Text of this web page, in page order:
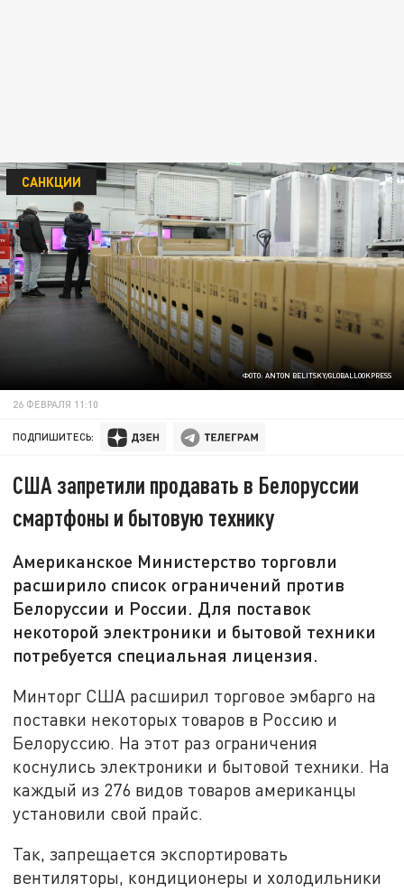
ФОТО: ANTON BELITSKY/GLOBALLOOKPRESS
САНКЦИИ
26 ФЕВРАЛЯ 11:10
ПОДПИШИТЕСЬ:
США запретили продавать в Белоруссии
смартфоны и бытовую технику
Американское Министерство торговли
расширило список ограничений против
Белоруссии и России. Для поставок
некоторой электроники и бытовой техники
потребуется специальная лицензия.
Минторг США расширил торговое эмбарго на
поставки некоторых товаров в Россию и
Белоруссию. На этот раз ограничения
коснулись электроники и бытовой техники. На
каждый из 276 видов товаров американцы
установили свой прайс.
Так, запрещается экспортировать
вентиляторы, кондиционеры и холодильники